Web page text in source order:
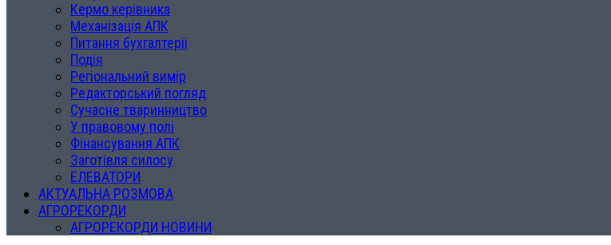
Кермо керівника
Механізація АПК
Питання бухгалтерії
Подія
Регіональний вимір
Редакторський погляд
Сучасне тваринництво
У правовому полі
Фінансування АПК
Заготівля силосу
ЕЛЕВАТОРИ
АКТУАЛЬНА РОЗМОВА
АГРОРЕКОРДИ
АГРОРЕКОРДИ НОВИНИ